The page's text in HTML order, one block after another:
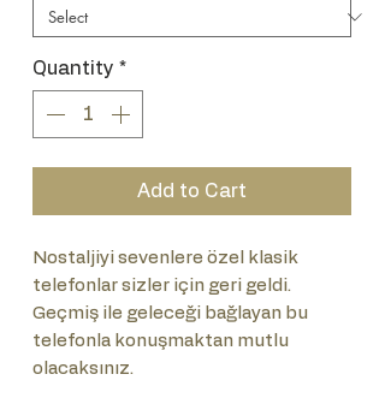
Quantity *
Add to Cart
Nostaljiyi sevenlere özel klasik
telefonlar sizler için geri geldi.
Geçmiş ile geleceği bağlayan bu
telefonla konuşmaktan mutlu
olacaksınız.